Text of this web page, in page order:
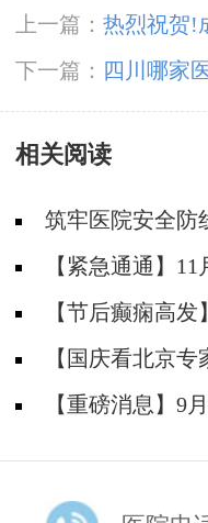
上一篇： 热烈祝贺!
榜样-“2024年度·医
下一篇：
四川哪家
么时候服用有效?
相关阅读
筑牢医院安全
防安全培训纪实
【紧急通通】
神经内科胡颖教授
【节后癫痫高
院陈葵博士免费会
题！
【国庆看北京
天坛&首钢医院两
【重磅消息】9
线！